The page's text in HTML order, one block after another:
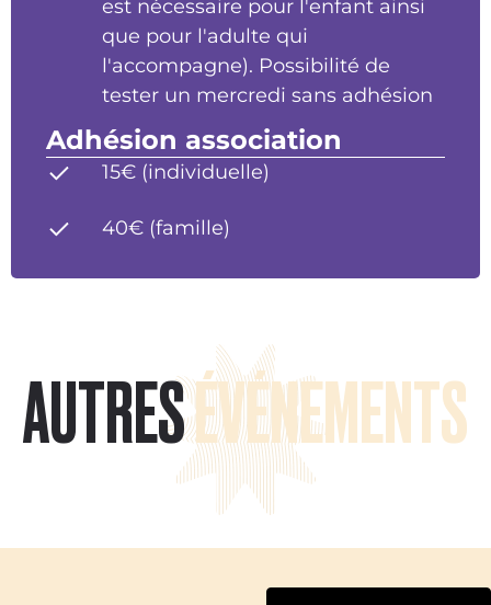
est nécessaire pour l'enfant ainsi
que pour l'adulte qui
l'accompagne). Possibilité de
tester un mercredi sans adhésion
Adhésion association
15€ (individuelle)
40€ (famille)
AUTRESÉVÉNEMENTS